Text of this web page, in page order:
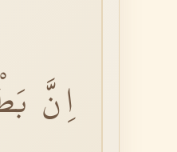
اِنَّ